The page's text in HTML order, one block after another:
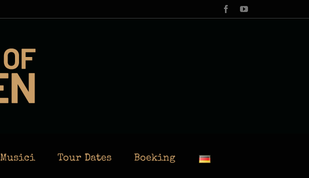
FacebookYouTube
Musici Tour Dates Boeking